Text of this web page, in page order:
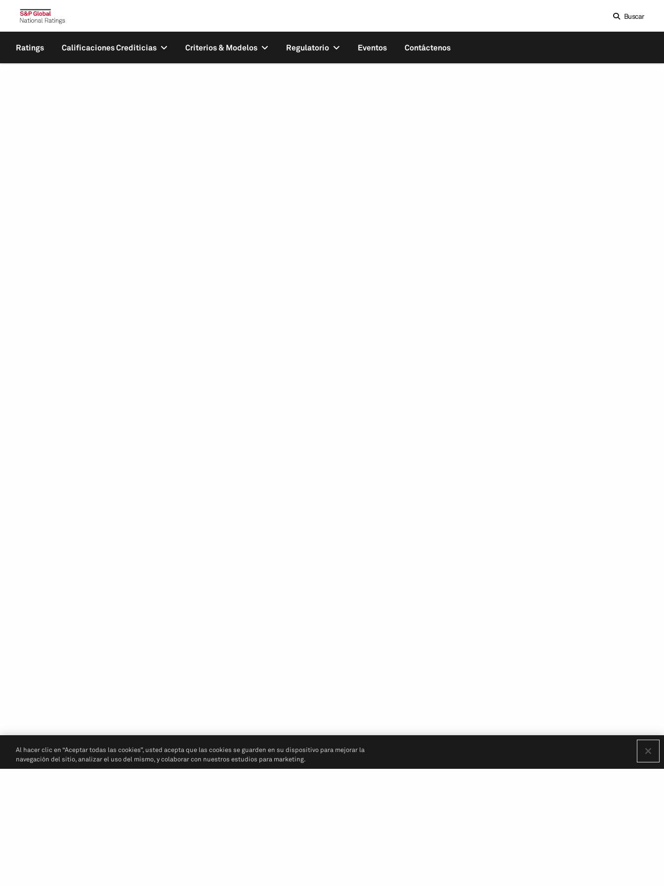
Buscar
Ratings Calificaciones Crediticias Criterios & Modelos Regulatorio Eventos Contáctenos
Al hacer clic en “Aceptar todas las cookies”, usted acepta que las cookies se guarden en su dispositivo para mejorar la
navegación del sitio, analizar el uso del mismo, y colaborar con nuestros estudios para marketing.